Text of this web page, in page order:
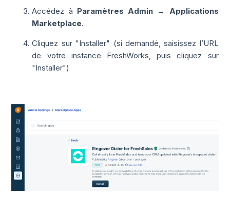
Accédez à Paramètres Admin → Applications
Marketplace.
Cliquez sur "Installer" (si demandé, saisissez l’URL
de votre instance FreshWorks, puis cliquez sur
"Installer")